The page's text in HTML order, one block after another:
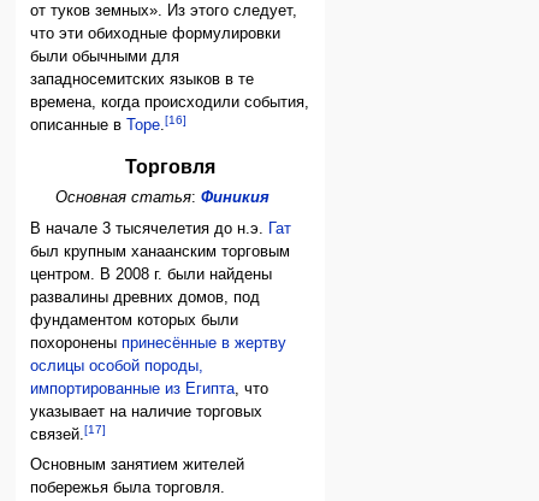
от туков земных». Из этого следует,
что эти обиходные формулировки
были обычными для
западносемитских языков в те
времена, когда происходили события,
описанные в
Торе.[16]
Торговля
Основная статья: Финикия
В начале 3 тысячелетия до н.э.
Гат
был крупным ханаанским торговым
центром. В 2008 г. были найдены
развалины древних домов, под
фундаментом которых были
похороненыпринесённые в жертву
ослицы особой породы,
импортированные из Египта , что
указывает на наличие торговых
связей.[17]
Основным занятием жителей
побережья была торговля.